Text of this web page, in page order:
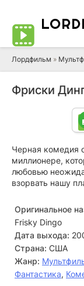
LORD
Лордфильм »
Фриски
Черная комедия
миллионере,
любовью
взорвать нашу
Оригинальное
Frisky Dingo
Дата выхода:
Страна: США
Жанр:
Фантастика,